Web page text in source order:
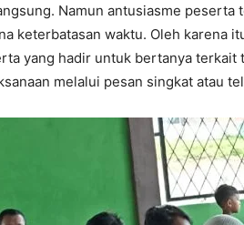
Namun antusiasme peserta
keterbatasan waktu. Oleh karena
yang hadir untuk bertanya terkait
melalui pesan singkat atau